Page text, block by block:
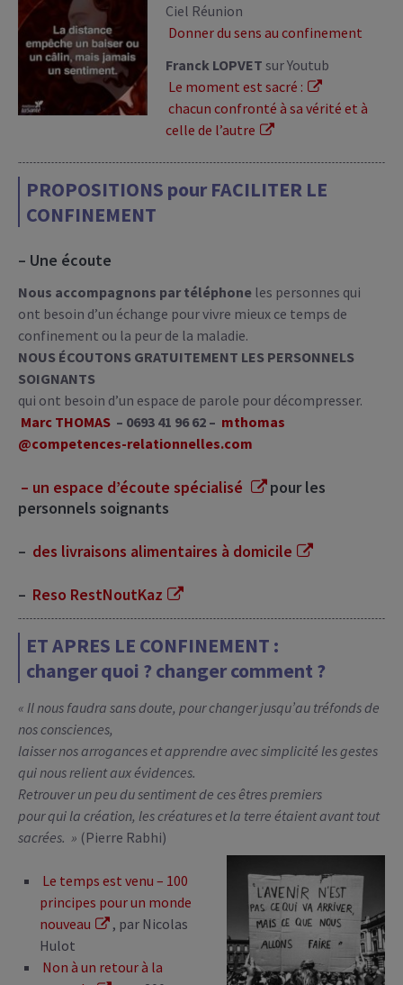
Ciel Réunion
Donner du sens au confinement
Franck LOPVET sur Youtub
Le moment est sacré :
chacun confronté à sa vérité et à
celle de l’autre
PROPOSITIONS pour FACILITER LE
CONFINEMENT
– Une écoute
Nous accompagnons par téléphone les personnes qui
ont besoin d’un échange pour vivre mieux ce temps de
confinement ou la peur de la maladie.
NOUS ÉCOUTONS GRATUITEMENT LES PERSONNELS
SOIGNANTS
qui ont besoin d’un espace de parole pour décompresser.
Marc THOMAS – 0693 41 96 62 – mthomas
@competences-relationnelles.com
– un espace d’écoute spécialisé
pour les
personnels soignants
– des livraisons alimentaires à domicile
– Reso RestNoutKaz
ET APRES LE CONFINEMENT :
changer quoi ? changer comment ?
« Il nous faudra sans doute, pour changer jusqu’au tréfonds de
nos consciences,
laisser nos arrogances et apprendre avec simplicité les gestes
qui nous relient aux évidences.
Retrouver un peu du sentiment de ces êtres premiers
pour qui la création, les créatures et la terre étaient avant tout
sacrées. » (Pierre Rabhi)
Le temps est venu – 100
principes pour un monde
nouveau
, par Nicolas
Hulot
Non à un retour à la